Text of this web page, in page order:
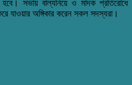
হবে। সভায় বাল্যনিয়ে ও মাদক প্রতিরোধে
যাওয়ার অঙ্গিকার করেন সকল সদস্যরা।